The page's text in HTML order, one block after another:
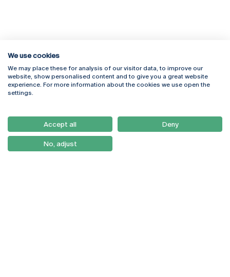
Rua Diogo Botelho 1327
4169-005 Porto
+351 226 196 240
Campus Online
Webmail
Como Chegar
Newsletter
We use cookies
We may place these for analysis of our visitor data, to improve our
website, show personalised content and to give you a great website
experience. For more information about the cookies we use open the
settings.
Accept all Deny
No, adjust